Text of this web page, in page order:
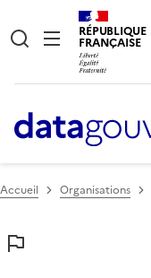
RÉPUBLIQUE
FRANÇAISE
Accueil Organisations